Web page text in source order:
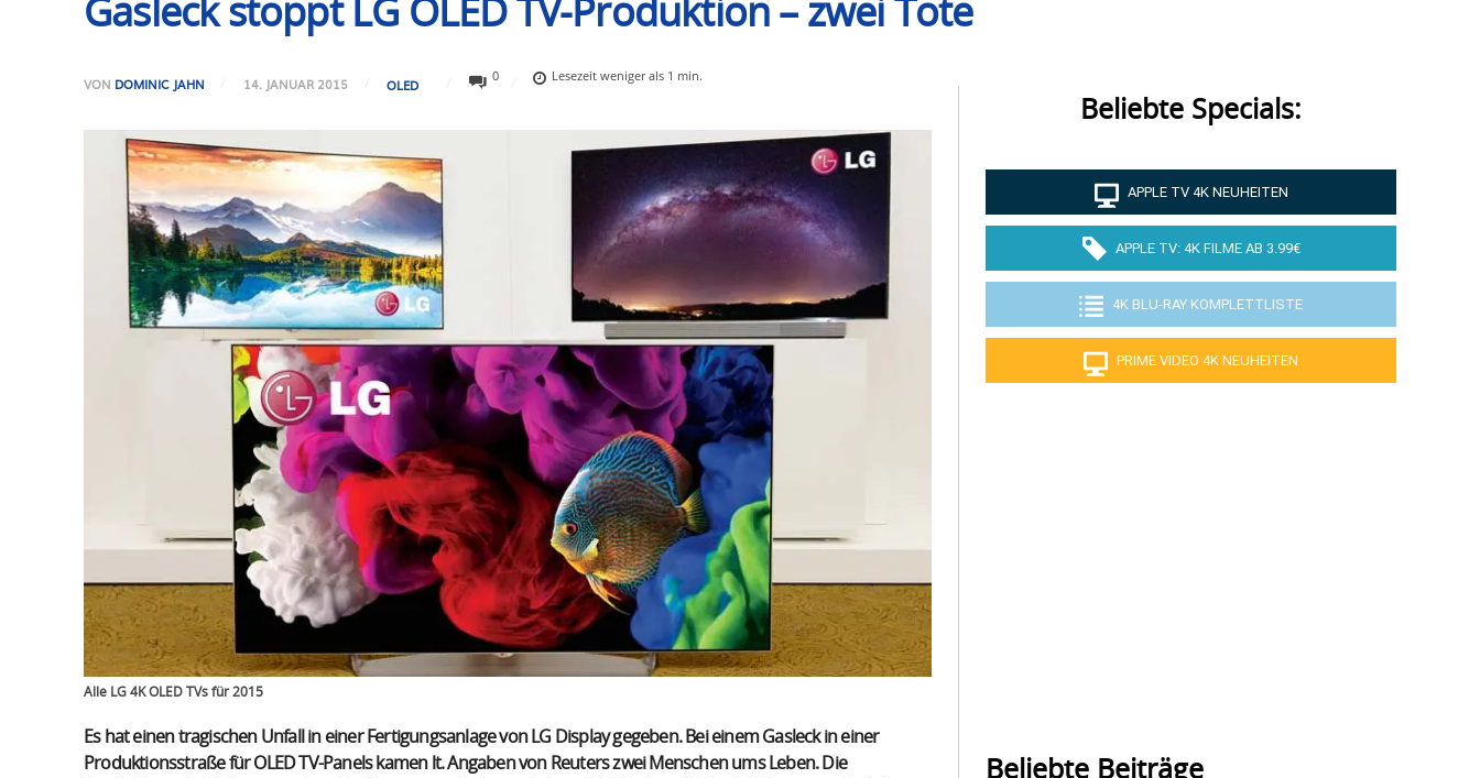
Gasleck stoppt LG OLED TV-Produktion – zwei Tote
VON DOMINIC JAHN 14. JANUAR 2015 OLED
0 Lesezeitweniger als 1 min.
Alle LG 4K OLED TVs für 2015
Es hat einen tragischen Unfall in einer Fertigungsanlage von LG Display gegeben. Bei einem Gasleck in einer
Produktionsstraße für OLED TV-Panels kamen lt. Angaben von Reuters zwei Menschen ums Leben. Die
Beliebte Specials:
APPLE TV 4K NEUHEITEN
APPLE TV: 4K FILME AB 3.99€
4K BLU-RAY KOMPLETTLISTE
PRIME VIDEO 4K NEUHEITEN
Beliebte Beiträge